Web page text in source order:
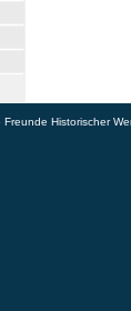
Historischer